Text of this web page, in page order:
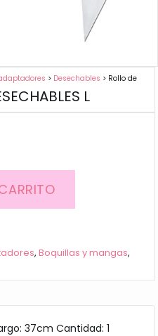
> Desechables > Rollo de
L
,Boquillas y mangas,
37cm Cantidad: 1